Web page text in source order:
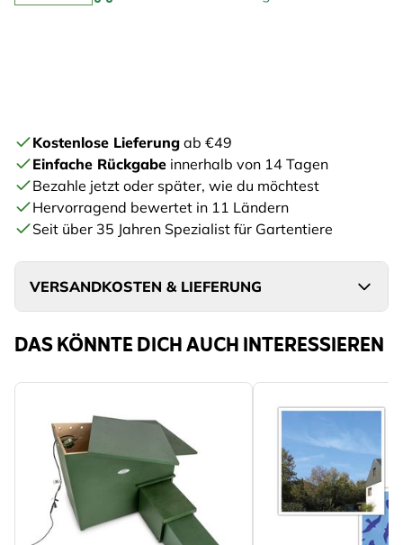
Kostenlose Lieferung ab €49
Einfache Rückgabe innerhalb von 14 Tagen
Bezahle jetzt oder später, wie du möchtest
Hervorragend bewertet in 11 Ländern
Seit über 35 Jahren Spezialist für Gartentiere
VERSANDKOSTEN & LIEFERUNG
DAS KÖNNTE DICH AUCH INTERESSIEREN